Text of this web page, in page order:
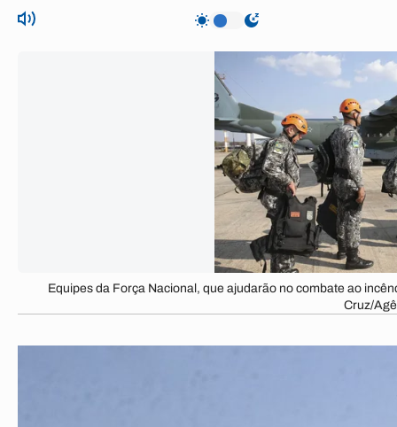
Equipes da Força Nacional, que ajudarão no combate ao
Cruz/